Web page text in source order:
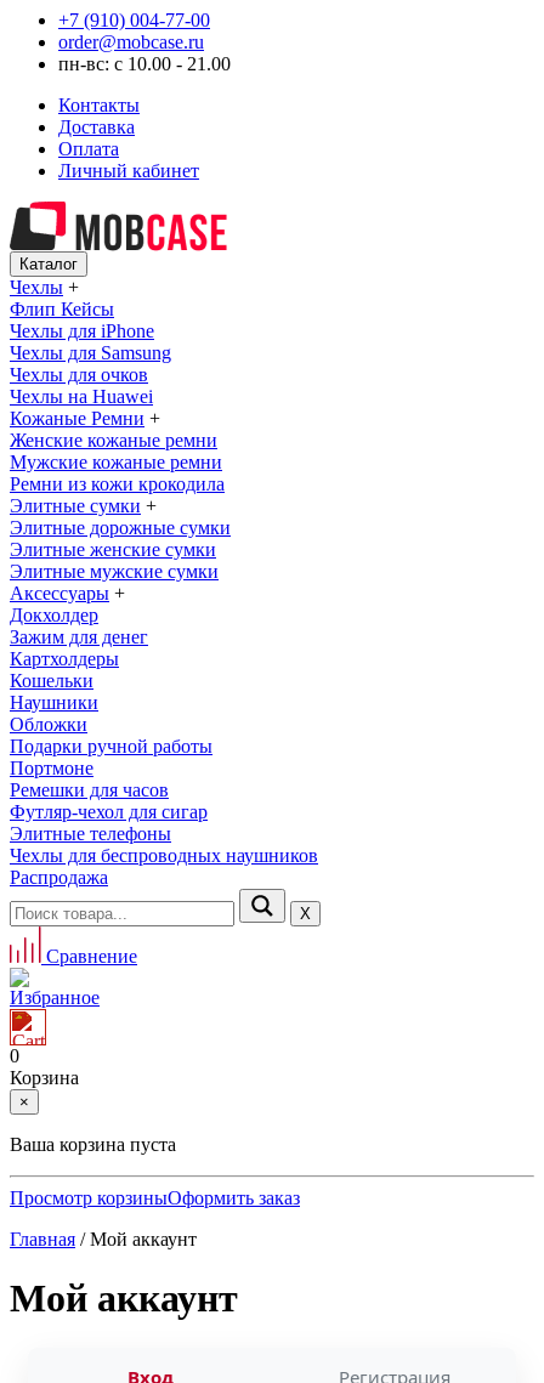
+7 (910) 004-77-00
order@mobcase.ru
пн-вс: с 10.00 - 21.00
Контакты
Доставка
Оплата
Личный кабинет
Каталог
Чехлы +
Флип Кейсы
Чехлы для iPhone
Чехлы для Samsung
Чехлы для очков
Чехлы на Huawei
Кожаные Ремни +
Женские кожаные ремни
Мужские кожаные ремни
Ремни из кожи крокодила
Элитные сумки +
Элитные дорожные сумки
Элитные женские сумки
Элитные мужские сумки
Аксессуары +
Докхолдер
Зажим для денег
Картхолдеры
Кошельки
Наушники
Обложки
Подарки ручной работы
Портмоне
Ремешки для часов
Футляр-чехол для сигар
Элитные телефоны
Чехлы для беспроводных наушников
Распродажа
Х
Сравнение
Избранное
0
Корзина
×
Ваша корзина пуста
Просмотр корзиныОформить заказ
Главная /Мой аккаунт
Мой аккаунт
Вход Регистрация